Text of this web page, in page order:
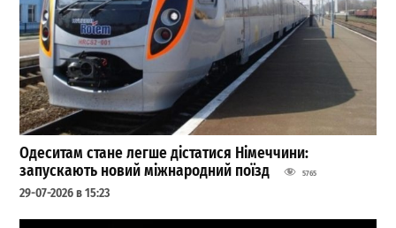
Одеситам стане легше дістатися Німеччини:
запускають новий міжнародний поїзд
5765
29-07-2026 в 15:23